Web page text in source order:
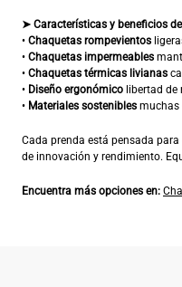
➤ Características y beneficios
• Chaquetas rompevientos
• Chaquetas impermeables
• Chaquetas térmicas livianas
• Diseño ergonómico libertad
• Materiales sostenibles muchas
Cada prenda está pensada
de innovación y rendimiento.
Encuentra más opciones en: